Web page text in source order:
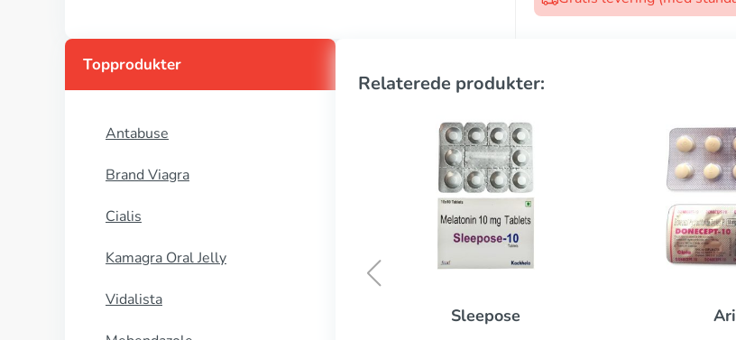
Topprodukter
Antabuse
Brand Viagra
Cialis
Kamagra Oral Jelly
Vidalista
Relaterede produkter:
Aricept